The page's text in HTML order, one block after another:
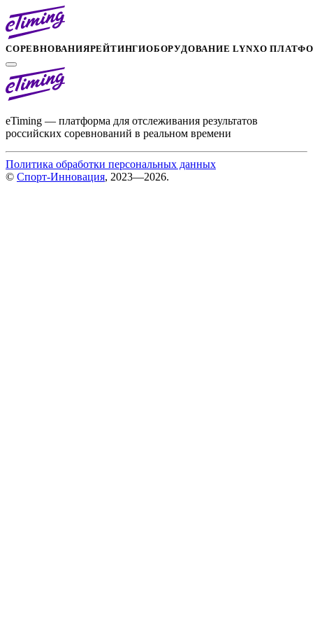
СОРЕВНОВАНИЯРЕЙТИНГИОБОРУДОВАНИЕ LYNXО
eTiming — платформа для отслеживания результатов
российских соревнований в реальном времени
Политика обработки персональных данных
© Спорт-Инновация, 2023—2026.